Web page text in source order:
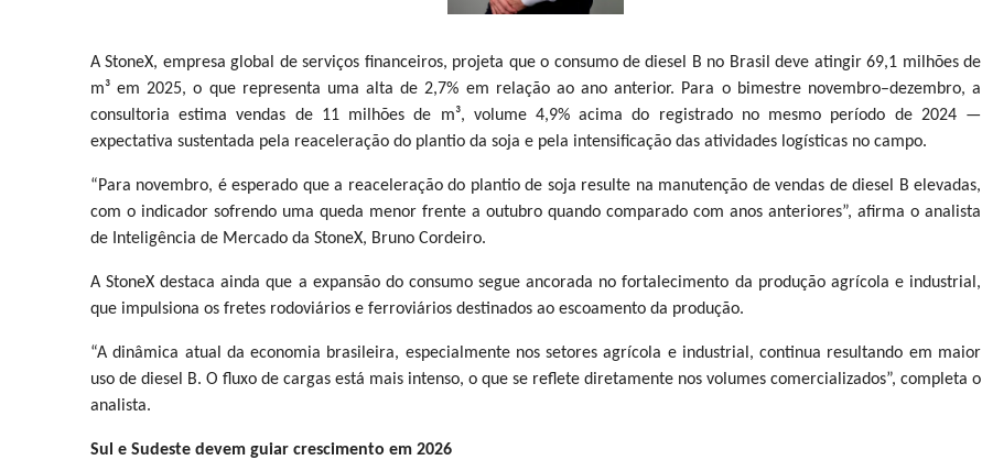
A StoneX, empresa global de serviços financeiros, projeta que o consumo de diesel B no Brasil deve atingir 69,1 milhões de
m³ em 2025, o que representa uma alta de 2,7% em relação ao ano anterior. Para o bimestre novembro–dezembro, a
consultoria estima vendas de 11 milhões de m³, volume 4,9% acima do registrado no mesmo período de 2024 —
expectativa sustentada pela reaceleração do plantio da soja e pela intensificação das atividades logísticas no campo.
“Para novembro, é esperado que a reaceleração do plantio de soja resulte na manutenção de vendas de diesel B elevadas,
com o indicador sofrendo uma queda menor frente a outubro quando comparado com anos anteriores”, afirma o analista
de Inteligência de Mercado da StoneX, Bruno Cordeiro.
A StoneX destaca ainda que a expansão do consumo segue ancorada no fortalecimento da produção agrícola e industrial,
que impulsiona os fretes rodoviários e ferroviários destinados ao escoamento da produção.
“A dinâmica atual da economia brasileira, especialmente nos setores agrícola e industrial, continua resultando em maior
uso de diesel B. O fluxo de cargas está mais intenso, o que se reflete diretamente nos volumes comercializados”, completa o
analista.
Sul e Sudeste devem guiar crescimento em 2026